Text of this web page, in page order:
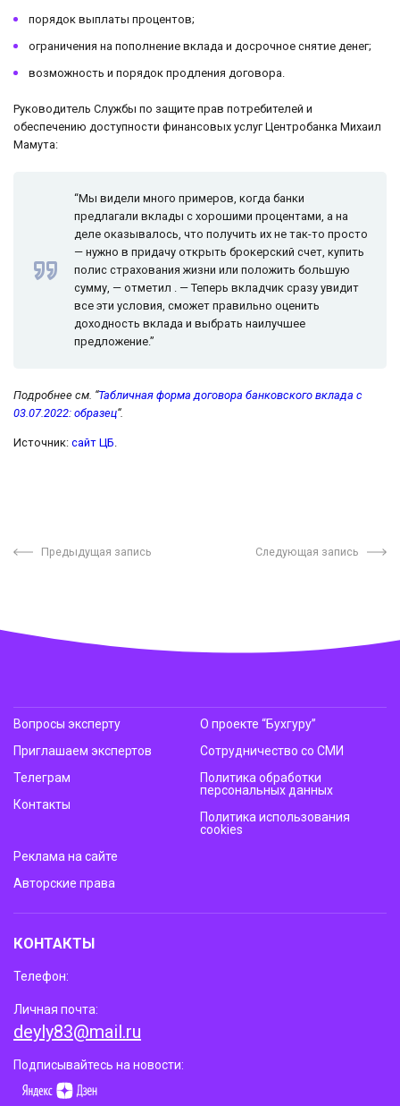
порядок выплаты процентов;
ограничения на пополнение вклада и досрочное снятие денег;
возможность и порядок продления договора.
Руководитель Службы по защите прав потребителей и
обеспечению доступности финансовых услуг Центробанка Михаил
Мамута:
“Мы видели много примеров, когда банки
предлагали вклады с хорошими процентами, а на
деле оказывалось, что получить их не так-то просто
— нужно в придачу открыть брокерский счет, купить
полис страхования жизни или положить большую
сумму, — отметил . — Теперь вкладчик сразу увидит
все эти условия, сможет правильно оценить
доходность вклада и выбрать наилучшее
предложение.”
Подробнее см. “Табличная форма договора банковского вклада с
03.07.2022: образец“.
Источник: сайт ЦБ
Предыдущая запись Следующая запись
Вопросы эксперту
Приглашаем экспертов
Телеграм
Контакты
О проекте “Бухгуру”
Сотрудничество со СМИ
Политика обработки
персональных данных
Политика использования
cookies
Реклама на сайте
Авторские права
КОНТАКТЫ
Телефон:
Личная почта:
deyly83@mail.ru
Подписывайтесь на новости: